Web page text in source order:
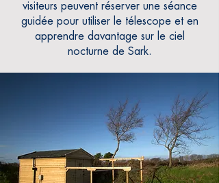
visiteurs peuvent réserver une séance
guidée pour utiliser le télescope et en
apprendre davantage sur le ciel
nocturne de Sark.